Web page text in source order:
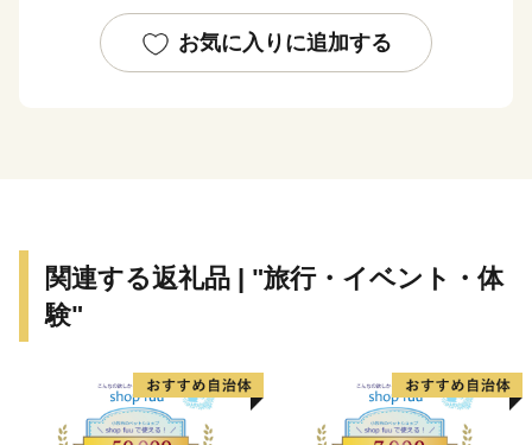
なまちづくりを進めていきます。
お気に入りに追加する
関連する返礼品 | "旅行・イベント・体
験"